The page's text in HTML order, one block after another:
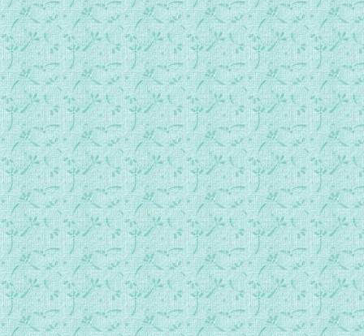
第0255首 涛声依旧.mp3
第0256首 一起赞美主.mp3
第0257首 青春和昨天来不及回顾.mp3
第0258首 还要远行.mp3
第0259首 历史的长河送走昨天.mp3
第0260首 放下你旗帜.mp3
第0261首 往事悠悠.mp3
第0262首 神在做事.mp3
第0263首 路得女.mp3
第0264首 神已经立他.mp3
第0265首 主是我们的避难所.mp3
第0266首 我们要捷足先得.mp3